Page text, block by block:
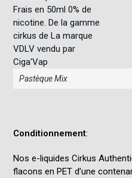
Pastèque Mix
Conditionnement:
Nos e-liquides Cirkus
flacons en PET d’une